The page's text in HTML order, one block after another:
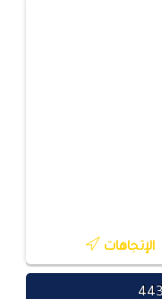
الإتجاهات